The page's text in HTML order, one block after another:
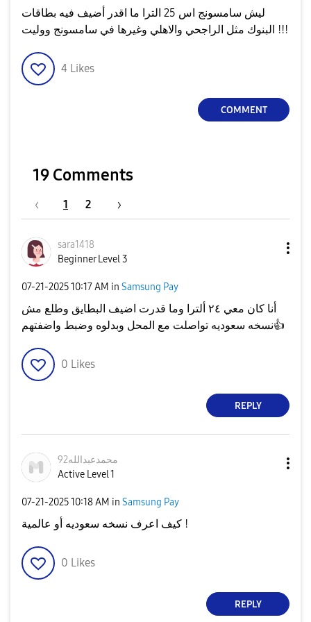
ليش سامسونج اس 25 الترا ما اقدر أضيف فيه بطاقات
البنوك مثل الراجحي والاهلي وغيرها في سامسونج ووليت !!!
4 Likes
COMMENT
19 Comments
1 2
sara1418
Beginner Level 3
‎07-21-202510:17 AM in Samsung Pay
أنا كان معي ٢٤ ألترا وما قدرت اضيف البطايق وطلع مش
نسخه سعوديه تواصلت مع المحل وبدلوه وضبط واضفتهم👍
0 Likes
REPLY
محمدعبدالله92
Active Level 1
‎07-21-202510:18 AM in Samsung Pay
كيف اعرف نسخه سعوديه أو عالمية !
0 Likes
REPLY